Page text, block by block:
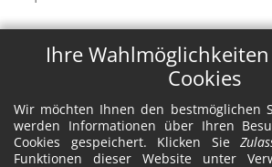
Ihre
Cookies
Wir möchten Ihnen den bestmöglichen
werden Informationen über Ihren
Cookies gespeichert. Klicken Sie
Funktionen dieser Website unter